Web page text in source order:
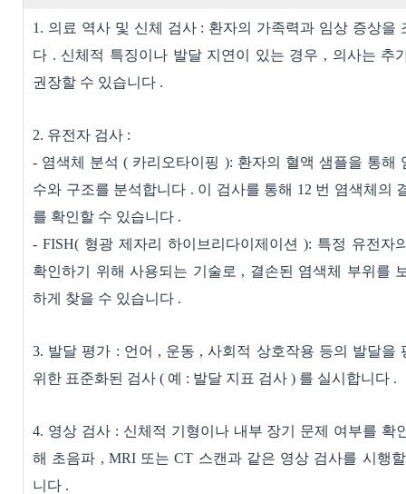
1. 의료 역사 및 신체 검사 : 환자의 가족력과 임상 증상을
다 . 신체적 특징이나 발달 지연이 있는 경우 , 의사는 추
권장할 수 있습니다 .
2. 유전자 검사 :
- 염색체 분석 ( 카리오타이핑 ): 환자의 혈액 샘플을 통해
수와 구조를 분석합니다 . 이 검사를 통해 12 번 염색체의
를 확인할 수 있습니다 .
- FISH( 형광 제자리 하이브리다이제이션 ): 특정 유전자
확인하기 위해 사용되는 기술로 , 결손된 염색체 부위를
하게 찾을 수 있습니다 .
3. 발달 평가 : 언어 , 운동 ,사회적 상호작용 등의 발달을
위한 표준화된 검사 ( 예 : 발달 지표 검사 ) 를 실시합니다 .
4. 영상 검사 : 신체적 기형이나 내부 장기 문제 여부를 확
해 초음파 , MRI 또는CT 스캔과 같은 영상 검사를 시행
니다 .